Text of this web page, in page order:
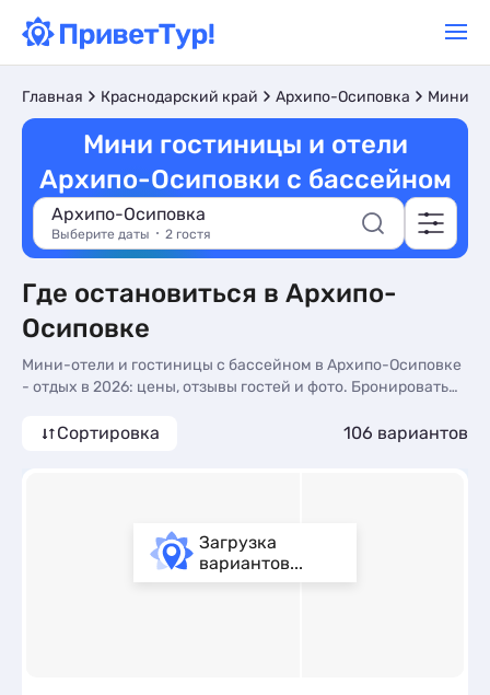
Главная Краснодарский край Архипо-Осиповка Мини-
Мини гостиницы и отели
Архипо-Осиповки с бассейном
Архипо-Осиповка
Выберите даты 2 гостя
Где остановиться в Архипо-
Осиповке
Мини-отели и гостиницы с бассейном в Архипо-Осиповке
- отдых в 2026: цены, отзывы гостей и фото. Бронировать
нашем сайте - более 105 вариантов, от 565 руб, номера с
Сортировка 106 вариантов
Загрузка
вариантов...